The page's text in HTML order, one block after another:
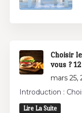
Choisir
vous ?
mars 25,
Introduction :
Lire La Suite